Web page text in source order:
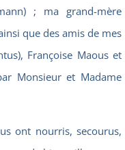
; ma grand-mère
que des amis de mes
Françoise Maous et
Monsieur et Madame
ont nourris, secourus,